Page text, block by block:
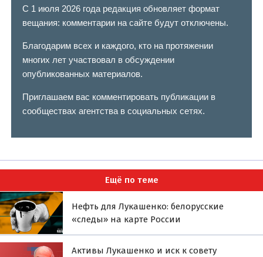
С 1 июля 2026 года редакция обновляет формат
вещания: комментарии на сайте будут отключены.
Благодарим всех и каждого, кто на протяжении
многих лет участвовал в обсуждении
опубликованных материалов.
Приглашаем вас комментировать публикации в
сообществах агентства в социальных сетях.
Ещё по теме
Нефть для Лукашенко: белорусские
«следы» на карте России
Активы Лукашенко и иск к совету